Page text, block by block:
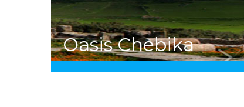
Sie
sind
Oasis Chebika